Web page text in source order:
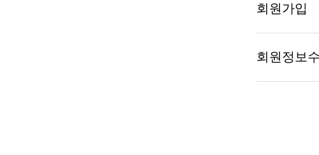
회원가입
회원정보